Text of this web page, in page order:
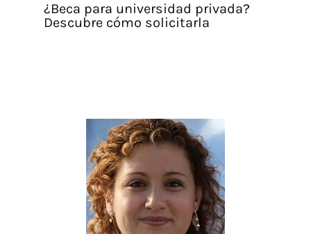
¿Beca para universidad privada?
Descubre cómo solicitarla